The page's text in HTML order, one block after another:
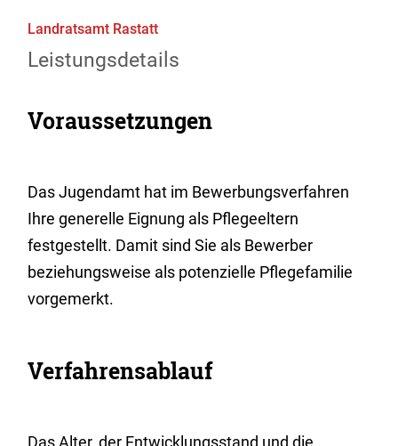
Landratsamt Rastatt
Leistungsdetails
Voraussetzungen
Das Jugendamt hat im Bewerbungsverfahren
Ihre generelle Eignung als Pflegeeltern
festgestellt. Damit sind Sie als Bewerber
beziehungsweise als potenzielle Pflegefamilie
vorgemerkt.
Verfahrensablauf
Das Alter, der Entwicklungsstand und die